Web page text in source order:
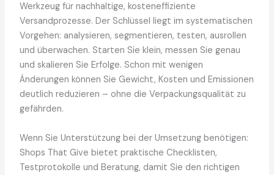
Werkzeug für nachhaltige, kosteneffiziente
Versandprozesse. Der Schlüssel liegt im systematischen
Vorgehen: analysieren, segmentieren, testen, ausrollen
und überwachen. Starten Sie klein, messen Sie genau
und skalieren Sie Erfolge. Schon mit wenigen
Änderungen können Sie Gewicht, Kosten und Emissionen
deutlich reduzieren – ohne die Verpackungsqualität zu
gefährden.
Wenn Sie Unterstützung bei der Umsetzung benötigen:
Shops That Give bietet praktische Checklisten,
Testprotokolle und Beratung, damit Sie den richtigen